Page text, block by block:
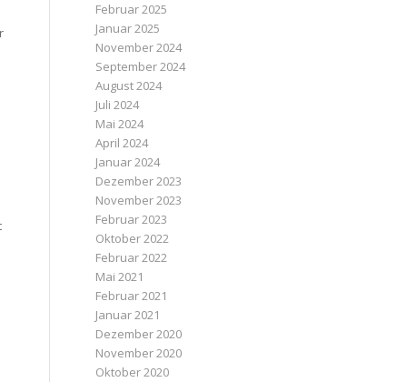
Februar 2025
Januar 2025
November 2024
September 2024
August 2024
Juli 2024
Mai 2024
April 2024
Januar 2024
Dezember 2023
November 2023
Februar 2023
Oktober 2022
Februar 2022
Mai 2021
Februar 2021
Januar 2021
Dezember 2020
November 2020
Oktober 2020